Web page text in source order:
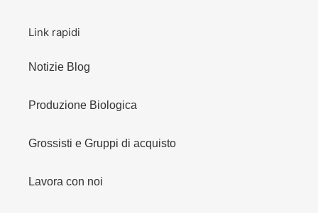
Link rapidi
Notizie Blog
Produzione Biologica
Grossisti e Gruppi di acquisto
Lavora con noi